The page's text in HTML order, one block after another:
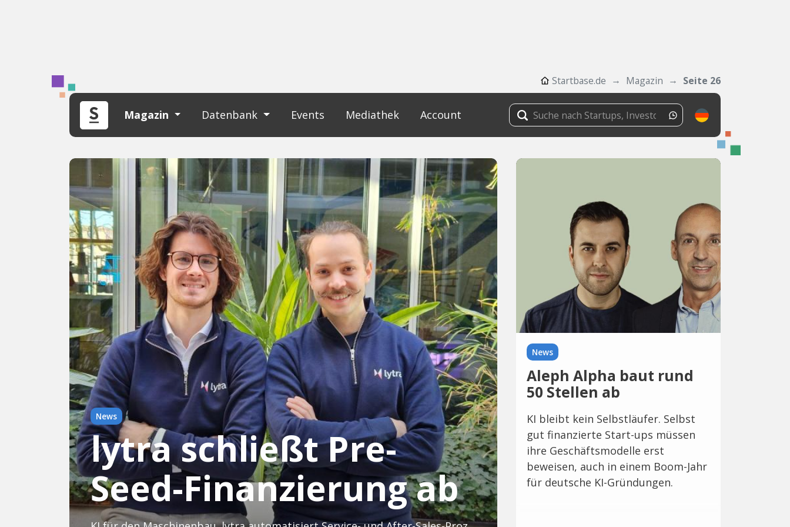
Startbase.de Magazin Seite 26
Magazin Datenbank Events Mediathek Account
News
lytra schließt Pre-
Seed-Finanzierung ab
News
Aleph Alpha baut rund
50 Stellen ab
KI bleibt kein Selbstläufer. Selbst
gut finanzierte Start-ups müssen
ihre Geschäftsmodelle erst
beweisen, auch in einem Boom-Jahr
für deutsche KI-Gründungen.